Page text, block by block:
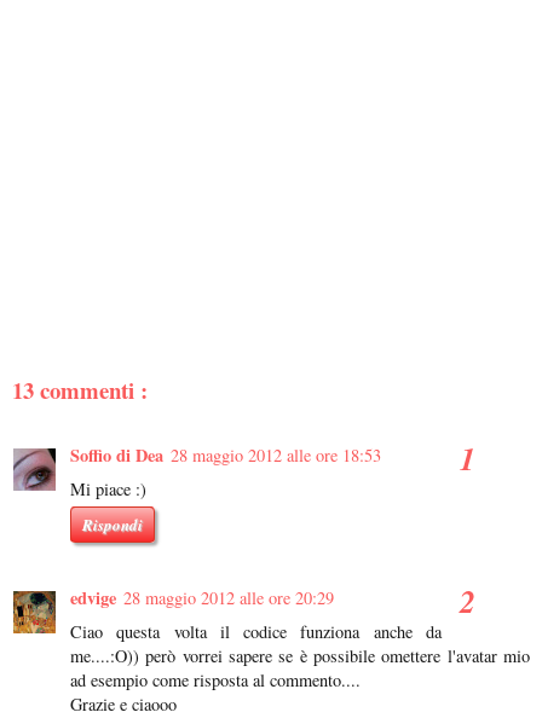
13 commenti :
Soffio di Dea 28 maggio 2012 alle ore 18:53
Mi piace :)
Rispondi
edvige 28 maggio 2012 alle ore 20:29
Ciao questa volta il codice funziona anche da
me....:O)) però vorrei sapere se è possibile omettere l'avatar mio
ad esempio come risposta al commento....
Grazie e ciaooo